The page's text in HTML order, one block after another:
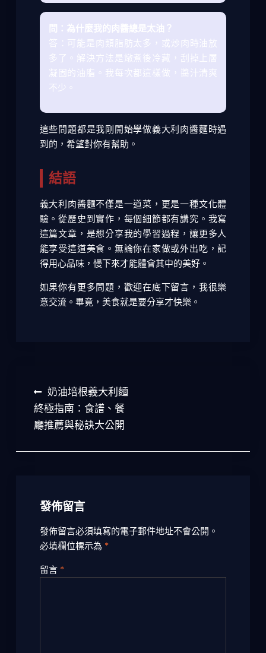
問：為什麼我的肉醬總是太油？
答：可能是肉類脂肪太多，或炒肉時油放
多了。解決方法是燉煮後冷藏，刮掉上層
凝固的油脂。我每次都這樣做，醬汁清爽
不少。
這些問題都是我剛開始學做義大利肉醬麵時遇
到的，希望對你有幫助。
結語
義大利肉醬麵不僅是一道菜，更是一種文化體
驗。從歷史到實作，每個細節都有講究。我寫
這篇文章，是想分享我的學習過程，讓更多人
能享受這道美食。無論你在家做或外出吃，記
得用心品味，慢下來才能體會其中的美好。
如果你有更多問題，歡迎在底下留言，我很樂
意交流。畢竟，美食就是要分享才快樂。
文
章
導
覽
奶油培根義大利麵
終極指南：食譜、餐
廳推薦與秘訣大公開
發佈留言
發佈留言必須填寫的電子郵件地址不會公開。
必填欄位標示為 *
留言 *